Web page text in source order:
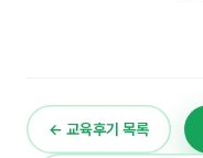
오미영
← 교육후기 목록